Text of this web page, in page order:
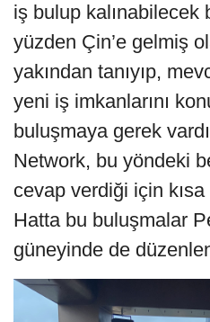
iş bulup kalınabilecek
yüzden Çin’e gelmiş
yakından tanıyıp,
yeni iş imkanlarını
buluşmaya gerek
Network, bu yöndeki
cevap verdiği için
Hatta bu buluşmalar
güneyinde de